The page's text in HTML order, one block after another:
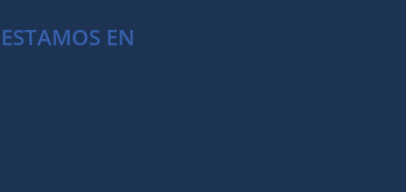
ESTAMOS EN